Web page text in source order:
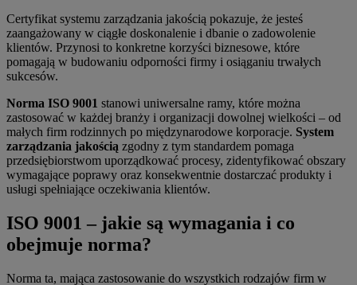
Certyfikat systemu zarządzania jakością pokazuje, że jesteś
zaangażowany w ciągłe doskonalenie i dbanie o zadowolenie
klientów. Przynosi to konkretne korzyści biznesowe, które
pomagają w budowaniu odporności firmy i osiąganiu trwałych
sukcesów.
Norma ISO 9001 stanowi uniwersalne ramy, które można
zastosować w każdej branży i organizacji dowolnej wielkości – od
małych firm rodzinnych po międzynarodowe korporacje. System
zarządzania jakością zgodny z tym standardem pomaga
przedsiębiorstwom uporządkować procesy, zidentyfikować obszary
wymagające poprawy oraz konsekwentnie dostarczać produkty i
usługi spełniające oczekiwania klientów.
ISO 9001 – jakie są wymagania i co
obejmuje norma?
Norma ta, mająca zastosowanie do wszystkich rodzajów firm w